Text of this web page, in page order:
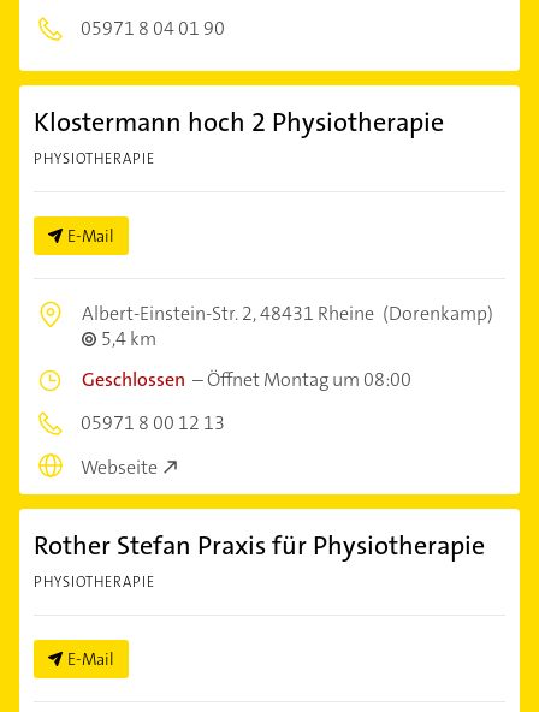
05971 8 04 01 90
Klostermann hoch 2 Physiotherapie
PHYSIOTHERAPIE
E-Mail
Albert-Einstein-Str. 2,48431 Rheine (Dorenkamp)
5,4 km
Geschlossen –Öffnet Montag um 08:00
05971 8 00 12 13
Webseite
Rother Stefan Praxis für Physiotherapie
PHYSIOTHERAPIE
E-Mail